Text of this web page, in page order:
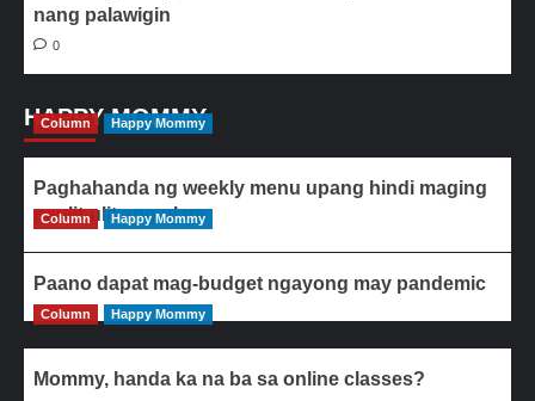
nang palawigin
0
HAPPY MOMMY
Column Happy Mommy
Paghahanda ng weekly menu upang hindi maging
paulit-ulit ang ulam
Column Happy Mommy
Paano dapat mag-budget ngayong may pandemic
Column Happy Mommy
Mommy, handa ka na ba sa online classes?